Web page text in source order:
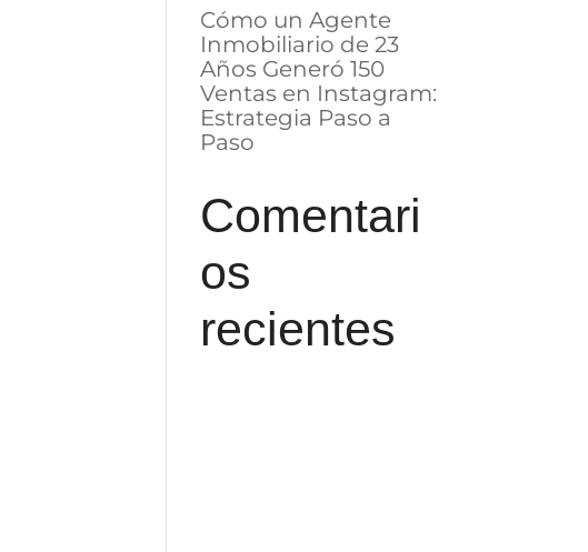
Cómo un Agente
Inmobiliario de 23
Años Generó 150
Ventas en Instagram:
Estrategia Paso a
Paso
Comentari
os
recientes